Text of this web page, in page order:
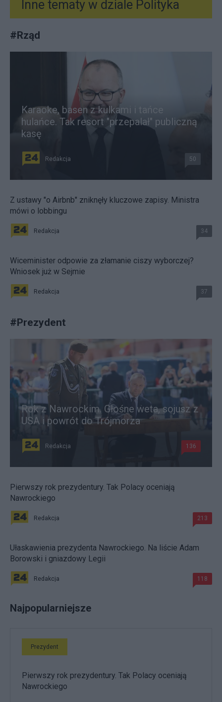
Inne tematy w dziale Polityka
#Rząd
Karaoke, basen z kulkami i tańce
hulańce. Tak resort "przepalał" publiczną
kasę
Redakcja 50
Z ustawy "o Airbnb" zniknęły kluczowe zapisy. Ministra
mówi o lobbingu
Redakcja 34
Wiceminister odpowie za złamanie ciszy wyborczej?
Wniosek już w Sejmie
Redakcja 37
#Prezydent
Rok z Nawrockim. Głośne weta, sojusz z
USA i powrót do Trójmorza
Redakcja 136
Pierwszy rok prezydentury. Tak Polacy oceniają
Nawrockiego
Redakcja 213
Ułaskawienia prezydenta Nawrockiego. Na liście Adam
Borowski i gniazdowy Legii
Redakcja 118
Najpopularniejsze
Prezydent
Pierwszy rok prezydentury. Tak Polacy oceniają
Nawrockiego